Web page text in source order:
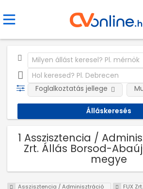
Foglalkoztatás jellege
1 Asszisztencia /
Zrt. Állás Borsod-
megye
Asszisztencia / Adminisztráció
FUX Zrt.